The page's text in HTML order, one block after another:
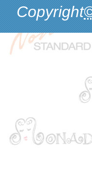
Copyright